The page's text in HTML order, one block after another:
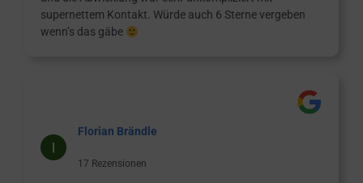
supernettem Kontakt. Würde auch 6 Sterne vergeben
wenn’s das gäbe
Florian Brändle
17 Rezensionen